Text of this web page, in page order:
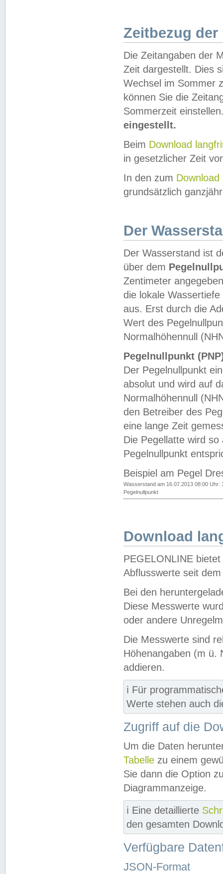
Zeitbezug der
Die Zeitangaben der
Zeit dargestellt. Dies
Wechsel im Sommer
können Sie die
Sommerzeit
eingestellt.
Beim Download
in gesetzlicher Zeit
In den zum Download
grundsätzlich
Der
Der Wasserstand ist
über dem
Zentimeter
die lokale
aus. Erst durch die
Wert des
Normalhöhennull
Pegelnullpunkt
Der Pegelnullpunkt
absolut und wird auf
Normalhöhennull
den Betreiber des
eine lange Zeit
Die Pegellatte wird
Pegelnullpunkt
Beispiel am Pegel
Wasserstand am 16.07.2013 08:00 Uhr:
Pegelnullpunkt
Download
PEGELONLINE
Abflusswerte seit
Bei den
Diese Messwerte
oder andere
Die Messwerte sind
Höhenangaben (m ü.
addieren.
ℹ️ Für
Werte stehen auch
Zugriff auf die
Um die Daten
Tabelle zu einem
Sie dann die Option
Diagrammanzeige.
ℹ️ Eine detaillierte
den gesamten
Verfügbare
JSON-Format